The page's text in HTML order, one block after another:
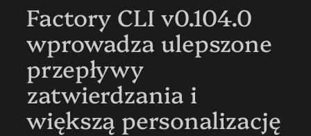
Factory CLI v0.104.0
wprowadza ulepszone
przepływy
zatwierdzania i
większą personalizację